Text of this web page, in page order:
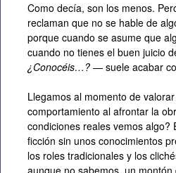
Como decía, son los menos.
reclaman que no se hable de
porque cuando se asume que
cuando no tienes el buen juicio
¿Conocéis…? — suele acabar
Llegamos al momento de
comportamiento al afrontar la
condiciones reales vemos algo?
ficción sin unos conocimientos
los roles tradicionales y los